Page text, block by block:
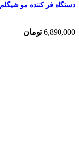
دستگاه فر کننده مو شیگلم
6,890,000 تومان